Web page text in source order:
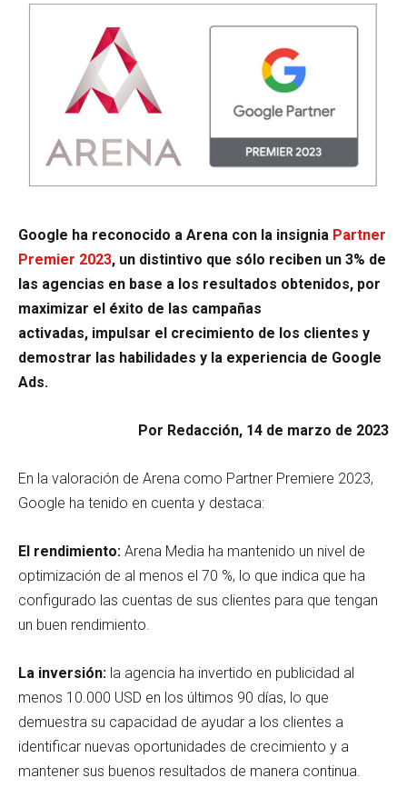
Google ha reconocido a Arena con la insignia Partner
Premier 2023, un distintivo que sólo reciben un 3% de
las agencias en base a los resultados obtenidos, por
maximizar el éxito de las campañas
activadas, impulsar el crecimiento de los clientes y
demostrar las habilidades y la experiencia de Google
Ads.
Por Redacción, 14 de marzo de 2023
En la valoración de Arena como Partner Premiere 2023,
Google ha tenido en cuenta y destaca:
El rendimiento: Arena Media ha mantenido un nivel de
optimización de al menos el 70 %, lo que indica que ha
configurado las cuentas de sus clientes para que tengan
un buen rendimiento.
La inversión: la agencia ha invertido en publicidad al
menos 10.000 USD en los últimos 90 días, lo que
demuestra su capacidad de ayudar a los clientes a
identificar nuevas oportunidades de crecimiento y a
mantener sus buenos resultados de manera continua.